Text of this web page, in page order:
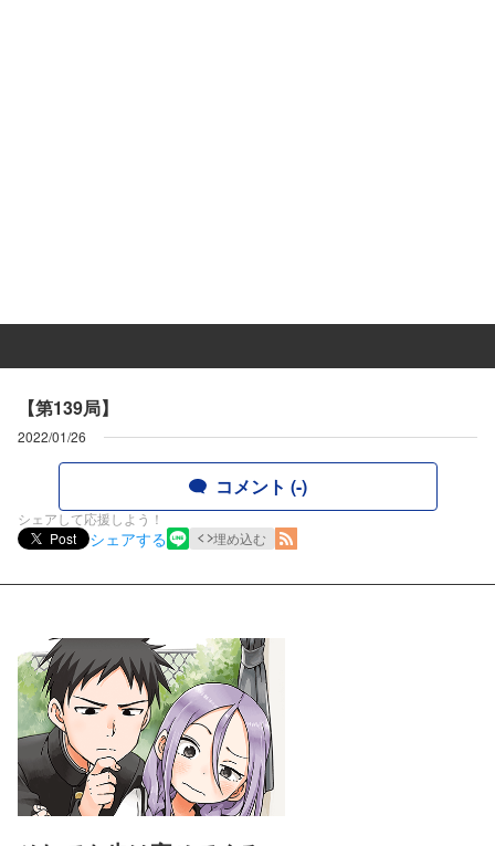
【第139局】
2022/01/26
コメント (-)
シェアして応援しよう！
Post
シェアする 埋め込む